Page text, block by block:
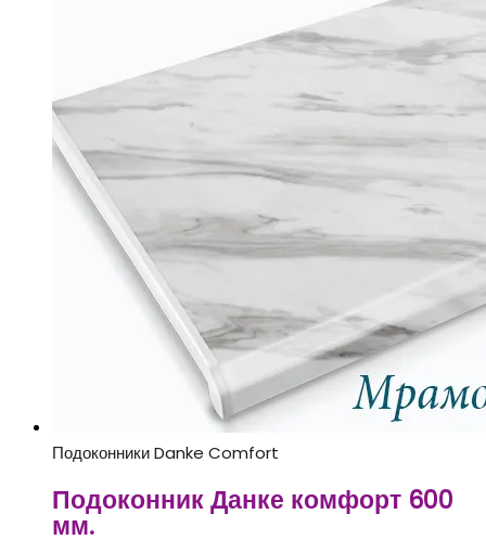
Подоконники Danke Comfort
Подоконник Данке комфорт 600
мм.